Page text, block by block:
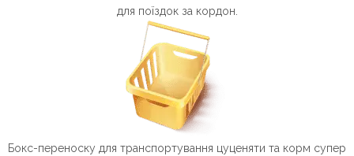
для поїздок за кордон.
Бокс-переноску для транспортування цуценяти та корм супер